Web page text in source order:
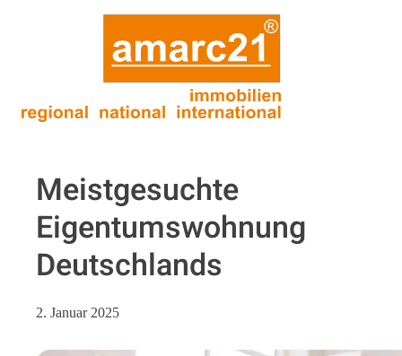
Meistgesuchte
Eigentumswohnung
Deutschlands
2. Januar 2025